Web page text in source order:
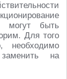
могут быть
Для того
необходимо
на